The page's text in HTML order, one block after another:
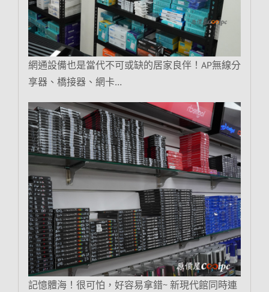
網通設備也是當代不可或缺的居家良伴！AP無線分
享器、橋接器、網卡…
記憶體海！很可怕，好容易拿錯~ 新現代館同時連